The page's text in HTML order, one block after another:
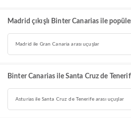
Madrid çıkışlı Binter Canarias ile
Madrid ile Gran Canaria arası uçuşlar
Binter Canarias ile Santa Cruz de
Asturias ile Santa Cruz de Tenerife arası uçuşlar